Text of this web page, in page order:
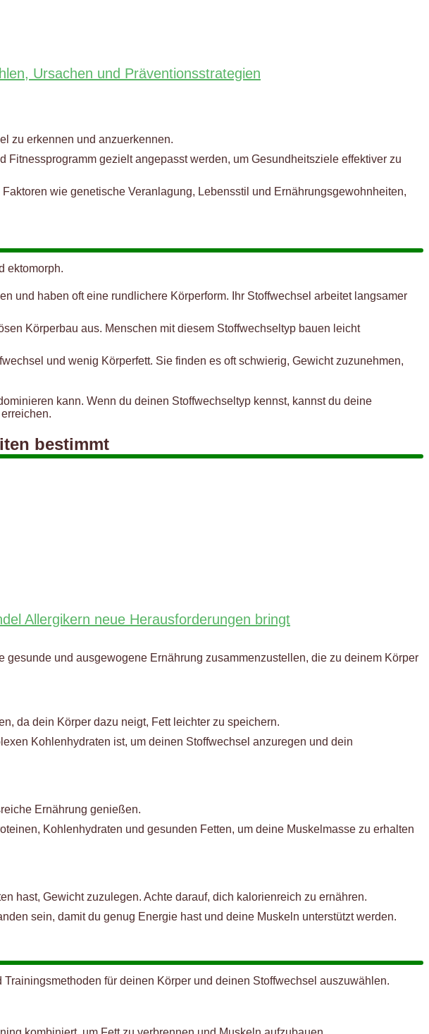
Ursachen und Präventionsstrategien
zu erkennen und anzuerkennen.
gezielt angepasst werden, um Gesundheitsziele effektiver zu
wie genetische Veranlagung, Lebensstil und Ernährungsgewohnheiten,
ektomorph.
und haben oft eine rundlichere Körperform. Ihr Stoffwechsel arbeitet langsamer
Körperbau aus. Menschen mit diesem Stoffwechseltyp bauen leicht
und wenig Körperfett. Sie finden es oft schwierig, Gewicht zuzunehmen,
kann. Wenn du deinen Stoffwechseltyp kennst, kannst du deine
bestimmt
Allergikern neue Herausforderungen bringt
und ausgewogene Ernährung zusammenzustellen, die zu deinem Körper
da dein Körper dazu neigt, Fett leichter zu speichern.
Kohlenhydraten ist, um deinen Stoffwechsel anzuregen und dein
Ernährung genießen.
Kohlenhydraten und gesunden Fetten, um deine Muskelmasse zu erhalten
hast, Gewicht zuzulegen. Achte darauf, dich kalorienreich zu ernähren.
sein, damit du genug Energie hast und deine Muskeln unterstützt werden.
für deinen Körper und deinen Stoffwechsel auszuwählen.